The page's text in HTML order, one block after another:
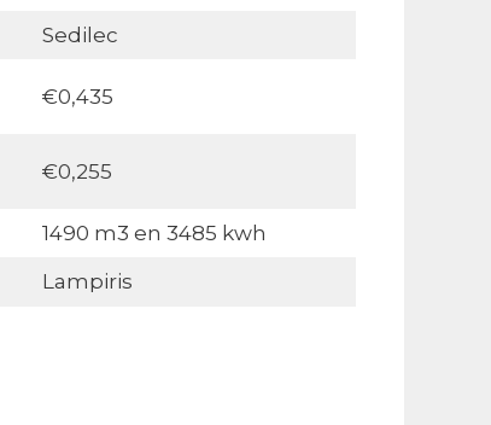
Sedilec
€0,435
€0,255
1490 m3 en 3485 kwh
Lampiris